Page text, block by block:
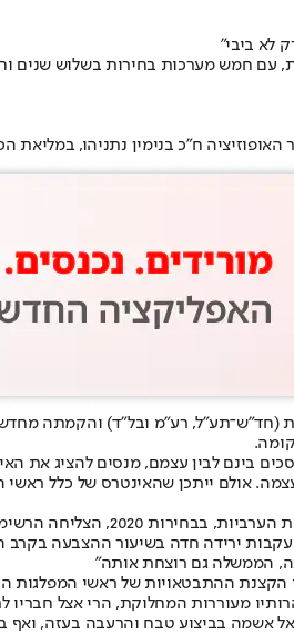
לא ביבי"
עם חמש מערכות בחירות בשלוש
האופוזיציה ח"כ בנימין נתניהו,
(חד"ש־תע"ל, רע"מ ובל"ד) והקמתה
בינם לבין עצמם, מנסים להציג את
אולם ייתכן שהאינטרס של כלל
הממשלה גם רוצחת אותה"
ההתבטאויות של ראשי המפלגות
מעוררות המחלוקת, הרי אצל
אשמה בביצוע טבח והרעבה בעזה,